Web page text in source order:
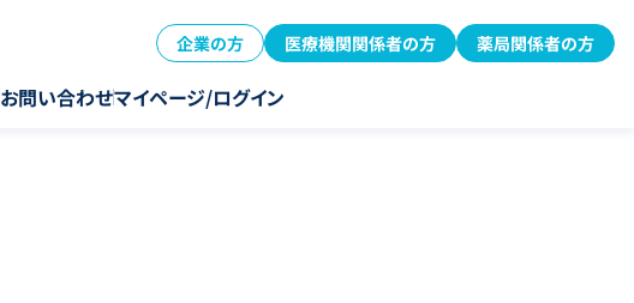
企業の方 医療機関関係者の方 薬局関係者の方
お問い合わせマイページ/ログイン